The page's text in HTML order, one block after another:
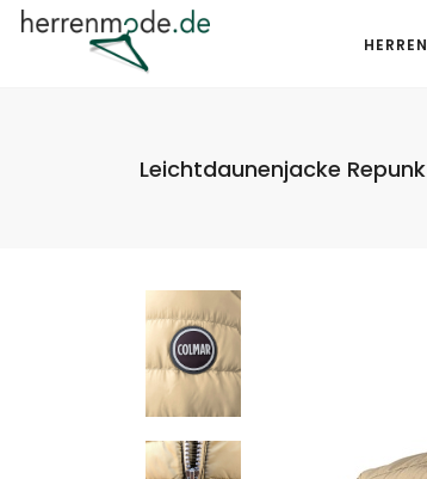
HERREN
Leichtdaunenjacke Repunk